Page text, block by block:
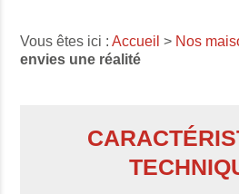
Vous êtes ici :Accueil > Nos
envies une réalité